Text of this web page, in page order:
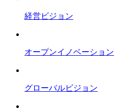
経営ビジョン
オープンイノベーション
グローバルビジョン